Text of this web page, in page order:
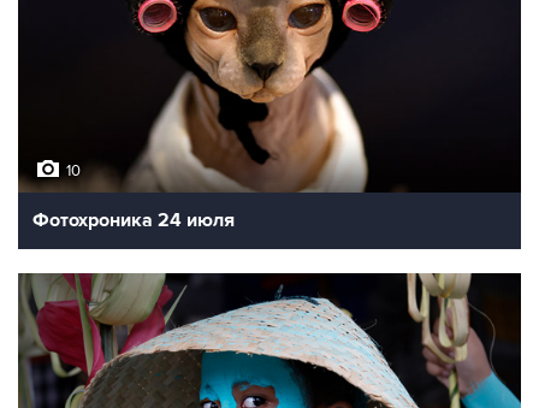
10
Фотохроника 24 июля